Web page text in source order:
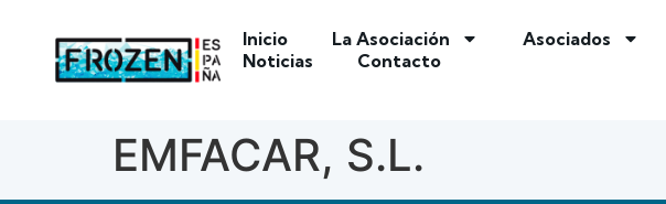
Inicio La Asociación Asociados
Noticias
Contacto
EMFACAR, S.L.